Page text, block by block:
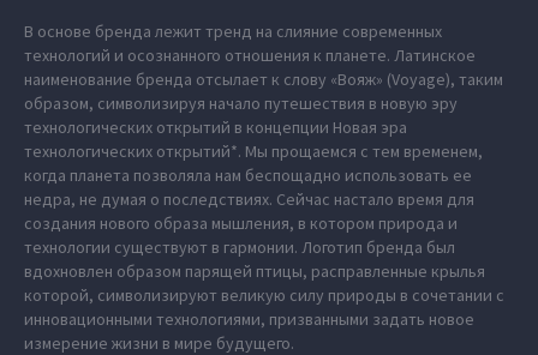
В основе бренда лежит тренд на слияние современных
технологий и осознанного отношения к планете. Латинское
наименование бренда отсылает к слову «Вояж» (Voyage), таким
образом, символизируя начало путешествия в новую эру
технологических открытий в концепции Новая эра
технологических открытий*. Мы прощаемся с тем временем,
когда планета позволяла нам беспощадно использовать ее
недра, не думая о последствиях. Сейчас настало время для
создания нового образа мышления, в котором природа и
технологии существуют в гармонии. Логотип бренда был
вдохновлен образом парящей птицы, расправленные крылья
которой, символизируют великую силу природы в сочетании с
инновационными технологиями, призванными задать новое
измерение жизни в мире будущего.